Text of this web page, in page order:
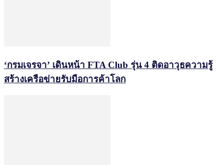
‘กรมเจรจา’ เดินหน้า FTA Club รุ่น 4 ติดอาวุธความรู้
สร้างเครือข่ายรับมือการค้าโลก